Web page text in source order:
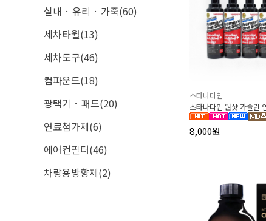
실내 · 유리 · 가죽(60)
세차타월(13)
세차도구(46)
컴파운드(18)
광택기 · 패드(20)
연료첨가제(6)
에어컨필터(46)
차량용방향제(2)
스타나다인
스타나다인 원샷 가솔린
8,000원